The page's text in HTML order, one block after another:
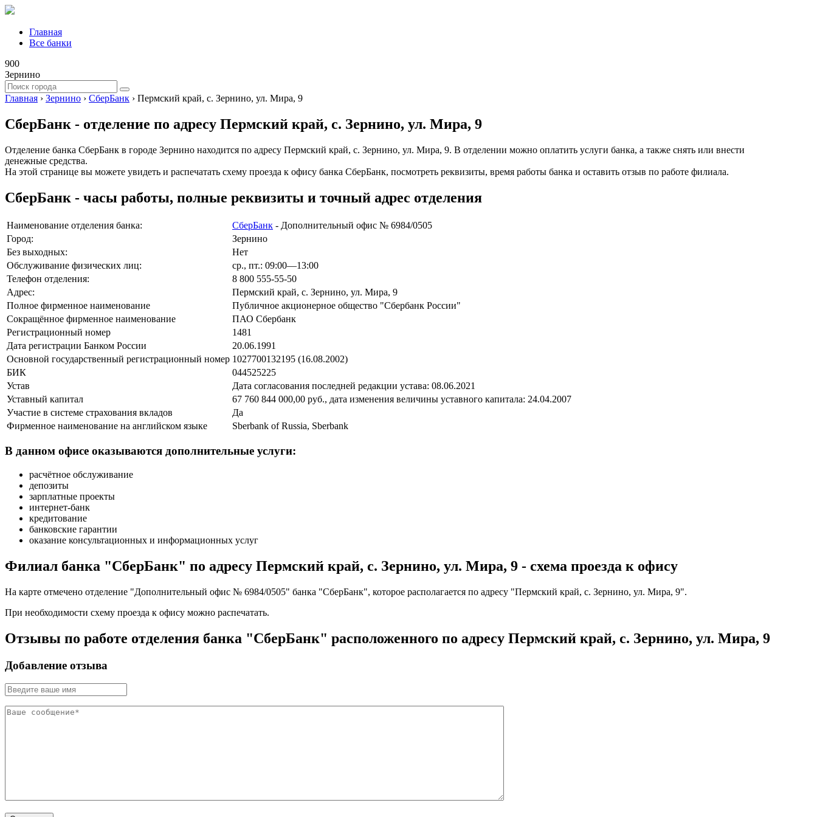
Главная
Все банки
900
Зернино
Главная › Зернино › СберБанк › Пермский край, с. Зернино, ул. Мира, 9
СберБанк - отделение по адресу Пермский край, с. Зернино, ул. Мира, 9
Отделение банка СберБанк в городе Зернино находится по адресу Пермский край, с. Зернино, ул. Мира, 9. В отделении можно оплатить услуги банка, а также снять или внести
денежные средства.
На этой странице вы можете увидеть и распечатать схему проезда к офису банка СберБанк, посмотреть реквизиты, время работы банка и оставить отзыв по работе филиала.
СберБанк - часы работы, полные реквизиты и точный адрес отделения
Наименование отделения банка: СберБанк - Дополнительный офис № 6984/0505
Город:
Зернино
Без выходных:
Нет
Обслуживание физических лиц:
ср., пт.: 09:00—13:00
Телефон отделения:
8 800 555-55-50
Адрес:
Пермский край, с. Зернино, ул. Мира, 9
Полное фирменное наименование
Публичное акционерное общество "Сбербанк России"
Сокращённое фирменное наименование
ПАО Сбербанк
Регистрационный номер
1481
Дата регистрации Банком России
20.06.1991
Основной государственный регистрационный номер 1027700132195 (16.08.2002)
БИК
044525225
Устав
Дата согласования последней редакции устава: 08.06.2021
Уставный капитал
67 760 844 000,00 руб., дата изменения величины уставного капитала: 24.04.2007
Участие в системе страхования вкладов
Да
Фирменное наименование на английском языке
Sberbank of Russia, Sberbank
В данном офисе оказываются дополнительные услуги:
расчётное обслуживание
депозиты
зарплатные проекты
интернет-банк
кредитование
банковские гарантии
оказание консультационных и информационных услуг
Филиал банка "СберБанк" по адресу Пермский край, с. Зернино, ул. Мира, 9 - схема проезда к офису
На карте отмечено отделение "Дополнительный офис № 6984/0505" банка "СберБанк", которое располагается по адресу "Пермский край, с. Зернино, ул. Мира, 9".
При необходимости схему проезда к офису можно распечатать.
Отзывы по работе отделения банка "СберБанк" расположенного по адресу Пермский край, с. Зернино, ул. Мира, 9
Добавление отзыва